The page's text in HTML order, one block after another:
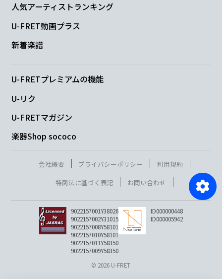
人気アーティストランキング
U-FRET動画プラス
新着楽譜
U-FRETプレミアムの機能
U-リク
U-FRETマガジン
楽器Shop sococo
会社概要 プライバシーポリシー
利用規約
特商法に基づく表記
お問い合わせ
9022157001Y38026
9022157002Y31015
9022157008Y58101
9022157010Y58101
9022157011Y58350
9022157009Y58350
ID000000448
ID000005942
© 2026 U-FRET